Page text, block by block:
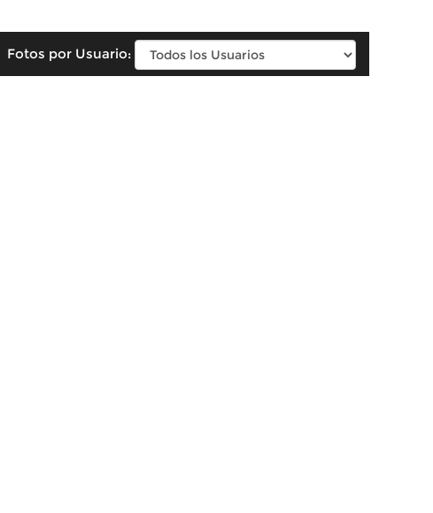
Fotos por Usuario: